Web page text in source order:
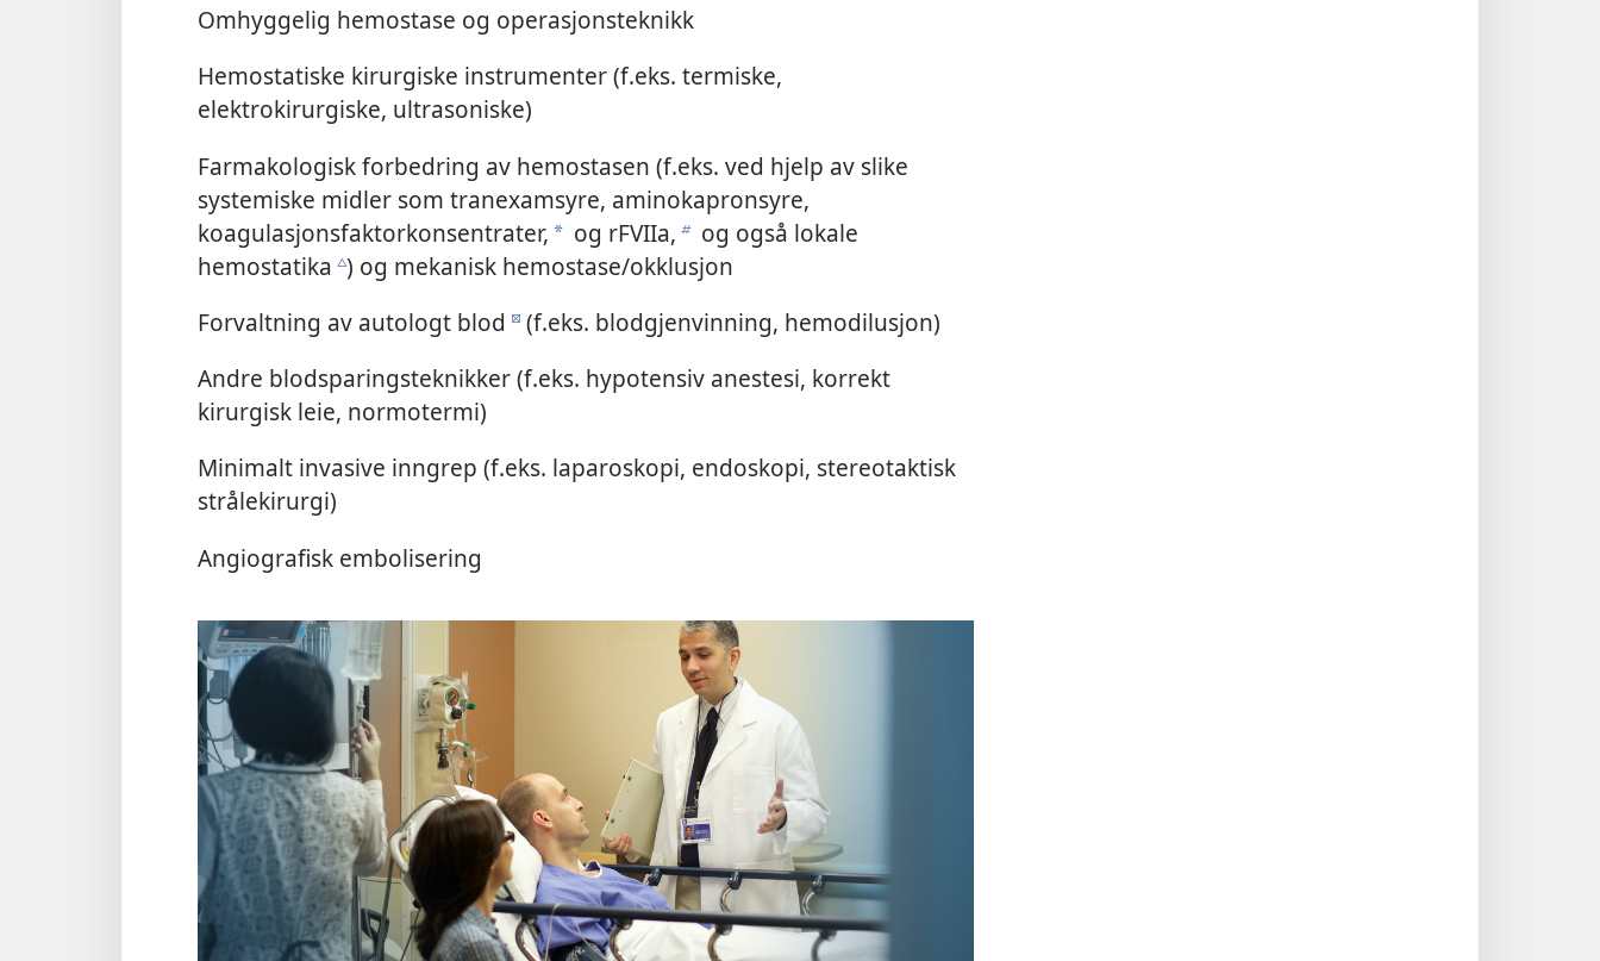
Omhyggelig hemostase og operasjonsteknikk
Hemostatiske kirurgiske instrumenter (f.eks. termiske,
elektrokirurgiske, ultrasoniske)
Farmakologisk forbedring av hemostasen (f.eks. ved hjelp av slike
systemiske midler som tranexamsyre, aminokapronsyre,
koagulasjonsfaktorkonsentrater, a og rFVIIa, b og også lokale
hemostatika c) og mekanisk hemostase/okklusjon
Forvaltning av autologt blod d (f.eks. blodgjenvinning, hemodilusjon)
Andre blodsparingsteknikker (f.eks. hypotensiv anestesi, korrekt
kirurgisk leie, normotermi)
Minimalt invasive inngrep (f.eks. laparoskopi, endoskopi, stereotaktisk
strålekirurgi)
Angiografisk embolisering